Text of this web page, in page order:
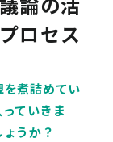
ロセス
煮詰めてい
ていきま
うか？